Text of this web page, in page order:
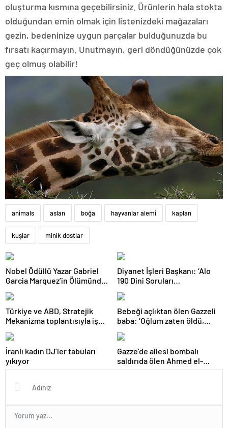
oluşturma kısmına geçebilirsiniz. Ürünlerin hala stokta
olduğundan emin olmak için listenizdeki mağazaları
gezin, bedeninize uygun parçalar bulduğunuzda bu
fırsatı kaçırmayın. Unutmayın, geri döndüğünüzde çok
geç olmuş olabilir!
animals aslan boğa hayvanlar alemi kaplan
kuşlar minik dostlar
Nobel Ödüllü Yazar Gabriel
Garcia Marquez’in Ölümünden
Diyanet İşleri Başkanı: ‘Alo
190 Dini Soruları
Ramazan boyunca hizmette
olacak
Türkiye ve ABD, Stratejik
Mekanizma toplantısıyla iş
hedefliyor
Bebeği açlıktan ölen Gazzeli
baba: ‘Oğlum zaten öldü,
İranlı kadın DJ’ler tabuları
yıkıyor
Gazze’de ailesi bombalı
saldırıda ölen Ahmed el-
Guferi’nin hikayesi